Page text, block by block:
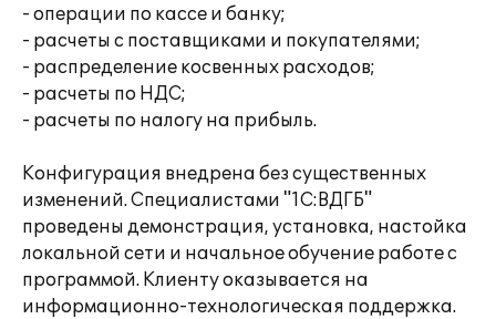
- операции по кассе и банку;
- расчеты с поставщиками и покупателями;
- распределение косвенных расходов;
- расчеты по НДС;
- расчеты по налогу на прибыль.
Конфигурация внедрена без существенных
изменений. Специалистами "1С:ВДГБ"
проведены демонстрация, установка, настойка
локальной сети и начальное обучение работе с
программой. Клиенту оказывается на
информационно-технологическая поддержка.